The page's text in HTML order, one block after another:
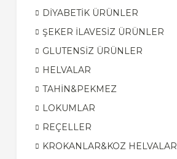
DİYABETİK ÜRÜNLER
ŞEKER İLAVESİZ ÜRÜNLER
GLUTENSİZ ÜRÜNLER
HELVALAR
TAHİN&PEKMEZ
LOKUMLAR
REÇELLER
KROKANLAR&KOZ HELVALAR